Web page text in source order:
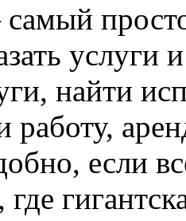
найти
работу,
если